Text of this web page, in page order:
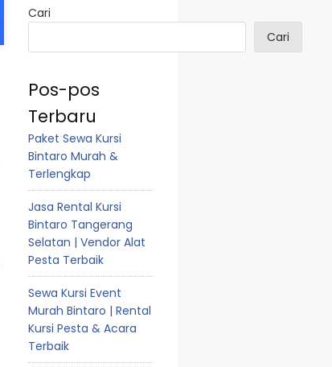
Cari
Cari
Pos-pos
Terbaru
Paket Sewa Kursi
Bintaro Murah &
Terlengkap
Jasa Rental Kursi
Bintaro Tangerang
Selatan | Vendor Alat
Pesta Terbaik
Sewa Kursi Event
Murah Bintaro | Rental
Kursi Pesta & Acara
Terbaik